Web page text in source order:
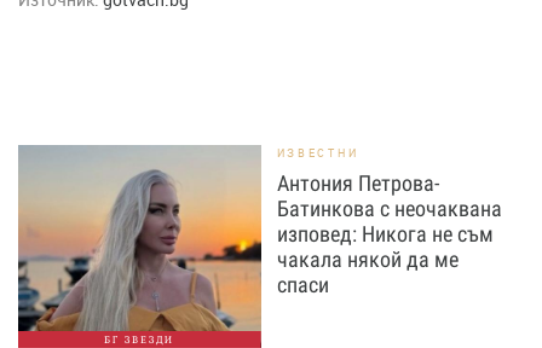
БГ ЗВЕЗДИ
ИЗВЕСТНИ
Антония Петрова-
Батинкова с неочаквана
изповед: Никога не съм
чакала някой да ме
спаси